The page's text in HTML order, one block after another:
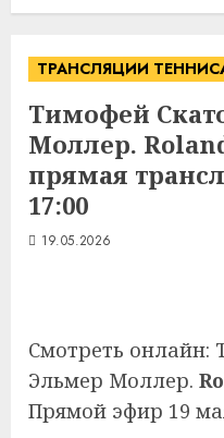
ТРАНСЛЯЦИИ
Тимофей
Моллер.
прямая
17:00
19.05.2026
Смотреть онлайн:
Эльмер Моллер.
Прямой эфир 19